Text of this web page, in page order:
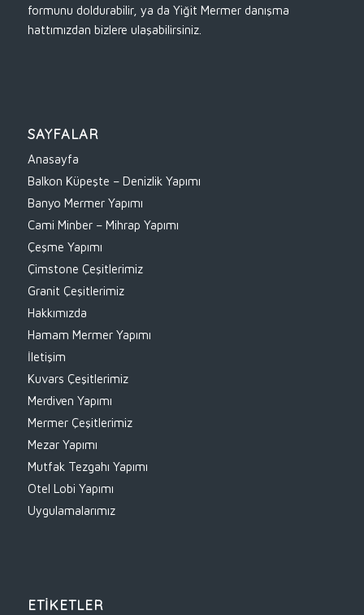
formunu doldurabilir, ya da Yiğit Mermer danışma
hattımızdan bizlere ulaşabilirsiniz.
SAYFALAR
Anasayfa
Balkon Küpeşte – Denizlik Yapımı
Banyo Mermer Yapımı
Cami Minber – Mihrap Yapımı
Çeşme Yapımı
Çimstone Çeşitlerimiz
Granit Çeşitlerimiz
Hakkımızda
Hamam Mermer Yapımı
İletişim
Kuvars Çeşitlerimiz
Merdiven Yapımı
Mermer Çeşitlerimiz
Mezar Yapımı
Mutfak Tezgahı Yapımı
Otel Lobi Yapımı
Uygulamalarımız
ETİKETLER